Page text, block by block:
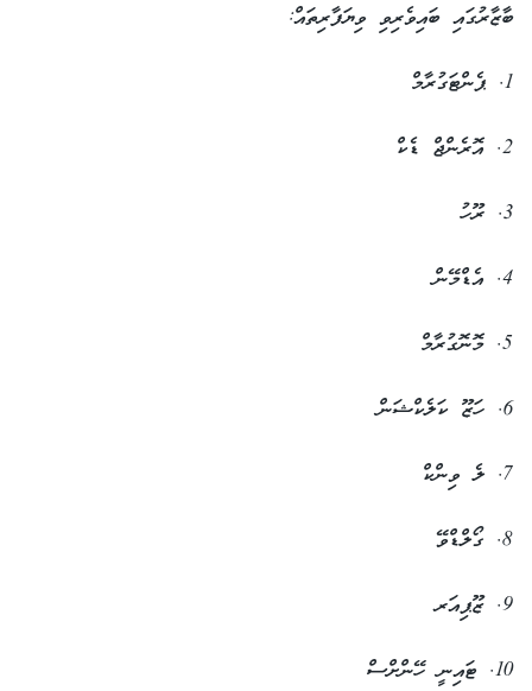
ބާޒާރުގައި ބައިވެރިވި ވިޔަފާރިތައް:
1. ޕެންޓަގުރާމް
2. އޮރެންޖް ޑެކް
3. ރޫހު
4. އެޑްމޭން
5. މޮނޮގުރާމް
6. ހަޒޫ ކަލެކްޝަން
7. ލެ ވިންކް
8. ގޯލްޑްވޭ
9. ޒޫޕިއަރ
10. ޓައިނީ ހޭންށްސް